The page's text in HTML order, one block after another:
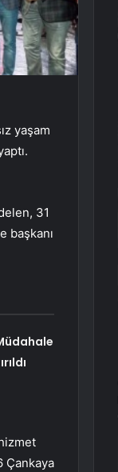
yaşam
31
başkanı
Çankaya